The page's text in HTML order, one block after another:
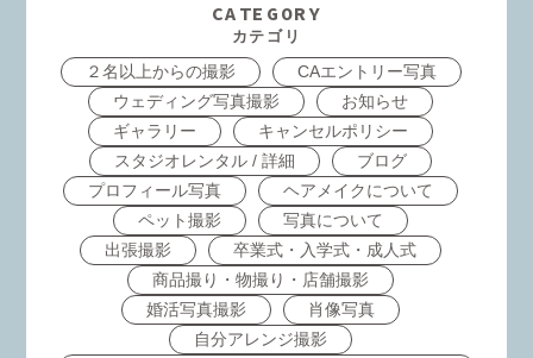
CATEGORY
カテゴリ
２名以上からの撮影
CAエントリー写真
ウェディング写真撮影
お知らせ
ギャラリー
キャンセルポリシー
スタジオレンタル / 詳細
ブログ
プロフィール写真
ヘアメイクについて
ペット撮影
写真について
出張撮影
卒業式・入学式・成人式
商品撮り・物撮り・店舗撮影
婚活写真撮影
肖像写真
自分アレンジ撮影